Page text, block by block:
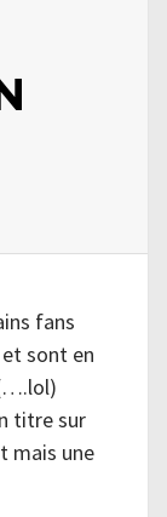
fans
sont en
titre sur
mais une